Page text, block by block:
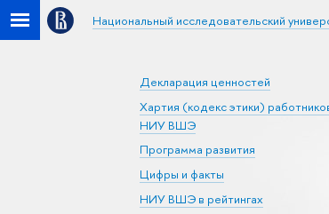
Национальный исследовательский
Декларация ценностей
Хартия (кодекс этики)
НИУ ВШЭ
Программа развития
Цифры и факты
НИУ ВШЭ в рейтингах